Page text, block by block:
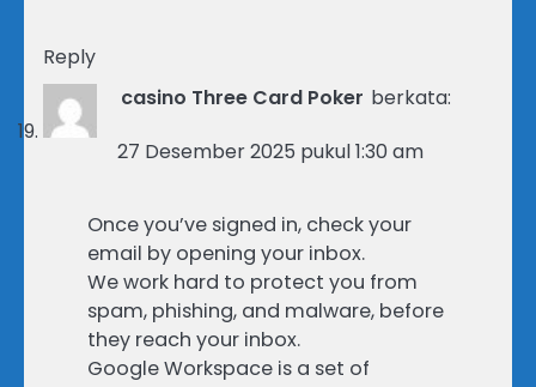
Reply
casino Three Card Poker berkata:
27 Desember 2025 pukul 1:30 am
Once you’ve signed in, check your
email by opening your inbox.
We work hard to protect you from
spam, phishing, and malware, before
they reach your inbox.
Google Workspace is a set of